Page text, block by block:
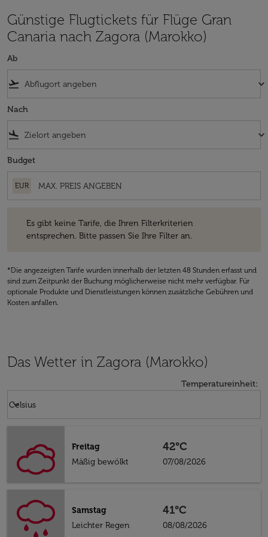
Günstige Flugtickets für Flüge Gran
Canaria nach Zagora (Marokko)
Ab
flight_takeoff keyboard_arrow_down
Nach
flight_land keyboard_arrow_down
Budget
EUR
Es gibt keine Tarife, die Ihren Filterkriterien
entsprechen. Bitte passen Sie Ihre Filter an.
*Die angezeigten Tarife wurden innerhalb der letzten 48 Stunden erfasst und
sind zum Zeitpunkt der Buchung möglicherweise nicht mehr verfügbar. Für
optionale Produkte und Dienstleistungen können zusätzliche Gebühren und
Kosten anfallen.
Das Wetter in Zagora (Marokko)
Temperatureinheit:
Celsius
keyboard_arrow_down
Freitag
Mäßig bewölkt
42°C
07/08/2026
Samstag
Leichter Regen
41°C
08/08/2026